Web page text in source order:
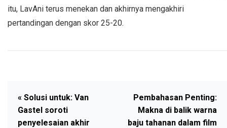
itu, LavAni terus menekan dan akhirnya mengakhiri
pertandingan dengan skor 25-20.
« Solusi untuk: Van
Gastel soroti
penyelesaian akhir
Pembahasan Penting:
Makna di balik warna
baju tahanan dalam film